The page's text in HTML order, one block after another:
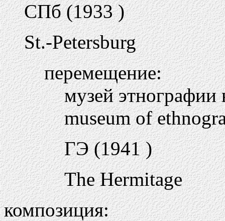
СПб (1933 )
St.-Petersburg
перемещение:
музей
museum of
ГЭ (1941 )
The Hermitage
композиция: